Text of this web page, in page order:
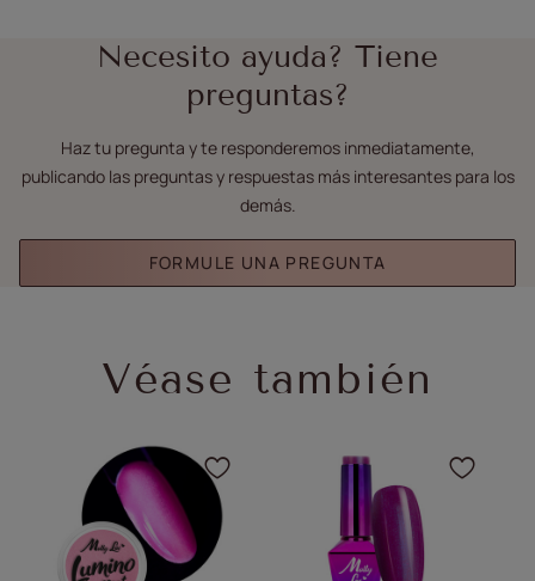
Necesito ayuda? Tiene
preguntas?
Haz tu pregunta y te responderemos inmediatamente,
publicando las preguntas y respuestas más interesantes para los
demás.
FORMULE UNA PREGUNTA
Véase también
Haga clic para añadir